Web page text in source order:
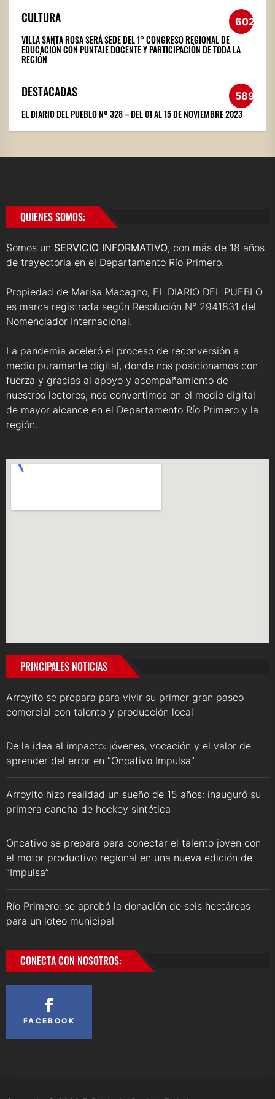
CULTURA 602
VILLA SANTA ROSA SERÁ SEDE DEL 1° CONGRESO REGIONAL DE
EDUCACIÓN CON PUNTAJE DOCENTE Y PARTICIPACIÓN DE TODA LA
REGIÓN
DESTACADAS 589
EL DIARIO DEL PUEBLO Nº 328 – DEL 01 AL 15 DE NOVIEMBRE 2023
QUIENES SOMOS:
Somos un SERVICIO INFORMATIVO, con más de 18 años
de trayectoria en el Departamento Río Primero.
Propiedad de Marisa Macagno, EL DIARIO DEL PUEBLO
es marca registrada según Resolución N° 2941831 del
Nomenclador Internacional.
La pandemia aceleró el proceso de reconversión a
medio puramente digital, donde nos posicionamos con
fuerza y gracias al apoyo y acompañamiento de
nuestros lectores, nos convertimos en el medio digital
de mayor alcance en el Departamento Río Primero y la
región.
PRINCIPALES NOTICIAS
Arroyito se prepara para vivir su primer gran paseo
comercial con talento y producción local
De la idea al impacto: jóvenes, vocación y el valor de
aprender del error en “Oncativo Impulsa”
Arroyito hizo realidad un sueño de 15 años: inauguró su
primera cancha de hockey sintética
Oncativo se prepara para conectar el talento joven con
el motor productivo regional en una nueva edición de
“Impulsa”
Río Primero: se aprobó la donación de seis hectáreas
para un loteo municipal
CONECTA CON NOSOTROS:
FACEBOOK